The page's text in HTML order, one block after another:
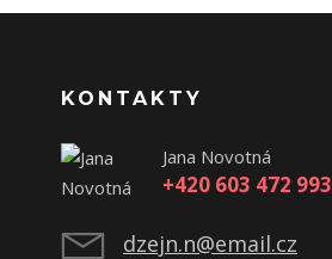
KONTAKTY
Jana Novotná
+420 603 472 993
dzejn.n@email.cz